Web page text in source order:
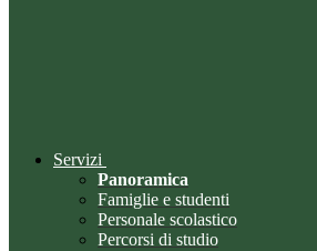
Servizi
Panoramica
Famiglie e studenti
Personale scolastico
Percorsi di studio